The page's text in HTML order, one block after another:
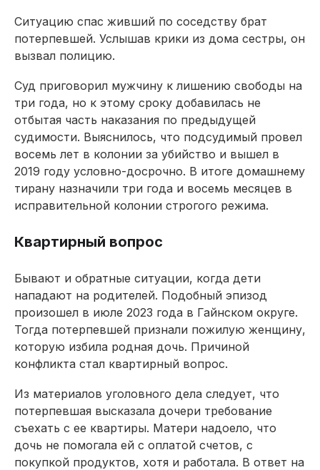
Ситуацию спас живший по соседству брат
потерпевшей. Услышав крики из дома сестры, он
вызвал полицию.
Суд приговорил мужчину к лишению свободы на
три года, но к этому сроку добавилась не
отбытая часть наказания по предыдущей
судимости. Выяснилось, что подсудимый провел
восемь лет в колонии за убийство и вышел в
2019 году условно-досрочно. В итоге домашнему
тирану назначили три года и восемь месяцев в
исправительной колонии строгого режима.
Квартирный вопрос
Бывают и обратные ситуации, когда дети
нападают на родителей. Подобный эпизод
произошел в июле 2023 года в Гайнском округе.
Тогда потерпевшей признали пожилую женщину,
которую избила родная дочь. Причиной
конфликта стал квартирный вопрос.
Из материалов уголовного дела следует, что
потерпевшая высказала дочери требование
съехать с ее квартиры. Матери надоело, что
дочь не помогала ей с оплатой счетов, с
покупкой продуктов, хотя и работала. В ответ на